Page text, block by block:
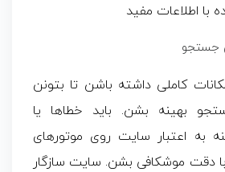
با اطلاعات مفید
جستجو
کاملی داشته باشن تا بتونن
بهینه بشن. باید خطاها یا
به اعتبار سایت روی موتورهای
دقت موشکافی بشن. سایت سازگار